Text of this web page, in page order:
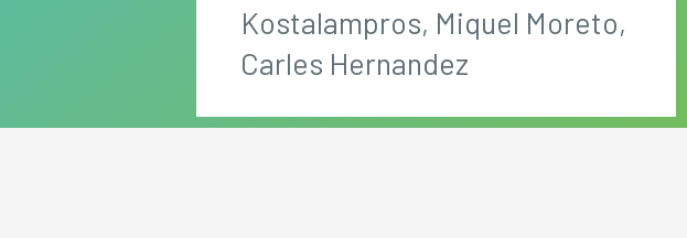
Kostalampros, Miquel Moreto,
Carles Hernandez